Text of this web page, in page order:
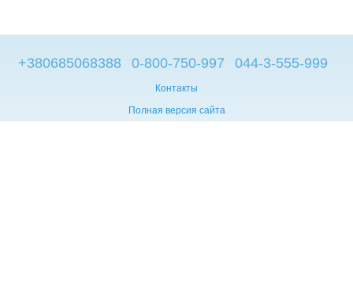
+380685068388 0-800-750-997 044-3-555-999
Контакты
Полная версия сайта